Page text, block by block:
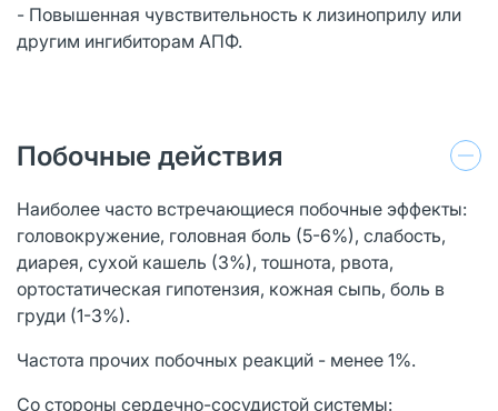
- Повышенная чувствительность к лизиноприлу или
другим ингибиторам АПФ.
Побочные действия
Наиболее часто встречающиеся побочные эффекты:
головокружение, головная боль (5-6%), слабость,
диарея, сухой кашель (3%), тошнота, рвота,
ортостатическая гипотензия, кожная сыпь, боль в
груди (1-3%).
Частота прочих побочных реакций - менее 1%.
Со стороны сердечно-сосудистой системы: